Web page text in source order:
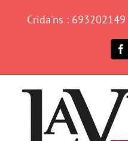
Crida'ns : 693202149